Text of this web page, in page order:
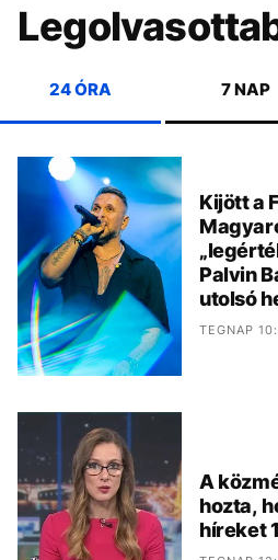
24 ÓRA 7 NAP
Kijött a
Palvin
utolsó
TEGNAP
A
hozta,
híreket